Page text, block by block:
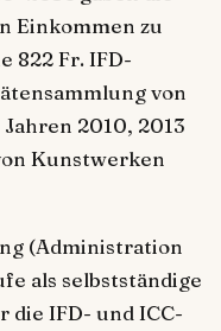
Einkommen zu
822 Fr. IFD-
von
2010, 2013
Kunstwerken
(Administration
als selbstständige
IFD- und ICC-